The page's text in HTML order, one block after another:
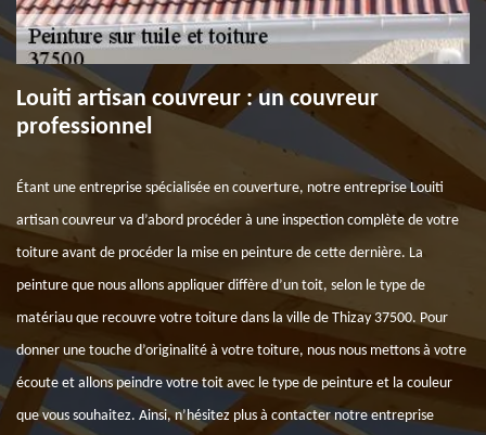
Louiti artisan couvreur : un couvreur
professionnel
Étant une entreprise spécialisée en couverture, notre entreprise Louiti
artisan couvreur va d’abord procéder à une inspection complète de votre
toiture avant de procéder la mise en peinture de cette dernière. La
peinture que nous allons appliquer diffère d’un toit, selon le type de
matériau que recouvre votre toiture dans la ville de Thizay 37500. Pour
donner une touche d’originalité à votre toiture, nous nous mettons à votre
écoute et allons peindre votre toit avec le type de peinture et la couleur
que vous souhaitez. Ainsi, n’hésitez plus à contacter notre entreprise